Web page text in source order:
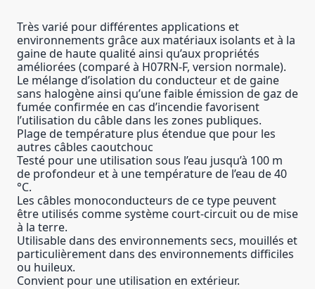
Très varié pour différentes applications et
environnements grâce aux matériaux isolants et à la
gaine de haute qualité ainsi qu’aux propriétés
améliorées (comparé à H07RN-F, version normale).
Le mélange d’isolation du conducteur et de gaine
sans halogène ainsi qu’une faible émission de gaz de
fumée confirmée en cas d’incendie favorisent
l’utilisation du câble dans les zones publiques.
Plage de température plus étendue que pour les
autres câbles caoutchouc
Testé pour une utilisation sous l’eau jusqu’à 100 m
de profondeur et à une température de l’eau de 40
°C.
Les câbles monoconducteurs de ce type peuvent
être utilisés comme système court-circuit ou de mise
à la terre.
Utilisable dans des environnements secs, mouillés et
particulièrement dans des environnements difficiles
ou huileux.
Convient pour une utilisation en extérieur.